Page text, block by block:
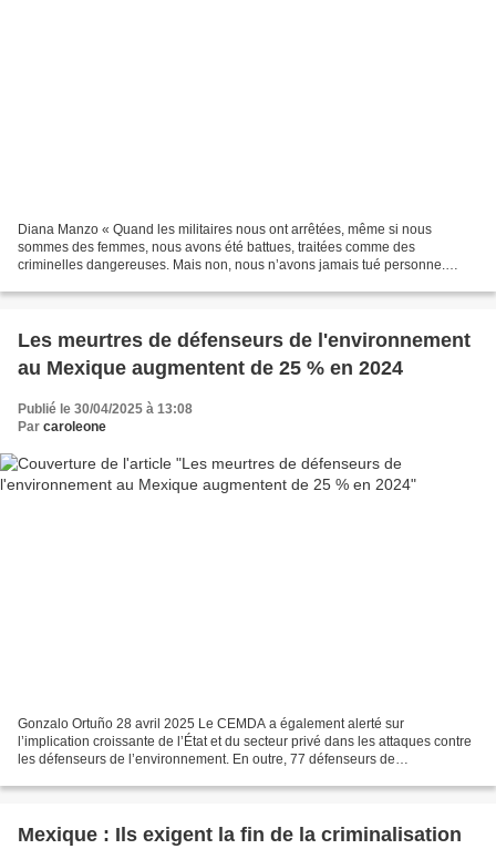
Diana Manzo « Quand les militaires nous ont arrêtées, même si nous
sommes des femmes, nous avons été battues, traitées comme des
criminelles dangereuses. Mais non, nous n’avons jamais tué personne.
Les meurtres de défenseurs de l'environnement
au Mexique augmentent de 25 % en 2024
Publié le 30/04/2025 à 13:08
Par caroleone
Gonzalo Ortuño 28 avril 2025 Le CEMDA a également alerté sur
l’implication croissante de l’État et du secteur privé dans les attaques contre
les défenseurs de l’environnement. En outre, 77 défenseurs de
Mexique : Ils exigent la fin de la criminalisation